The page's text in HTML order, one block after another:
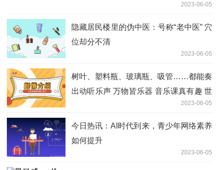
2023-06-05
隐藏居民楼里的伪中医：号称“老中医” 穴
位却分不清
2023-06-05
树叶、塑料瓶、玻璃瓶、吸管……都能奏
出动听乐声 万物皆乐器 音乐课真有趣 世
2023-06-05
今日热讯：AI时代到来，青少年网络素养
如何提升
2023-06-05